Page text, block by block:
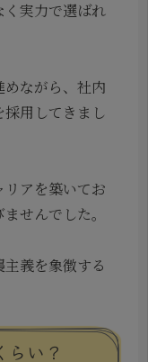
く実力で選ばれ
ながら、社内
用してきまし
アを築いてお
せんでした。
義を象徴する
い？